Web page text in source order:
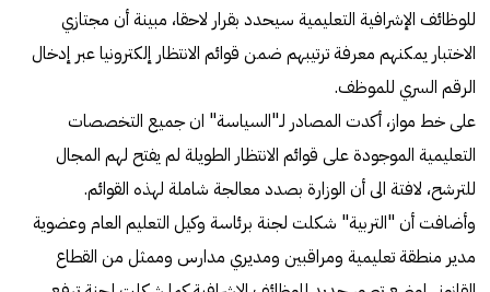
للوظائف الإشرافية التعليمية سيحدد بقرار لاحقا، مبينة أن مجتازي
الاختبار يمكنهم معرفة ترتيبهم ضمن قوائم الانتظار إلكترونيا عبر إدخال
الرقم السري للموظف.
على خط مواز، أكدت المصادر لـ"السياسة" ان جميع التخصصات
التعليمية الموجودة على قوائم الانتظار الطويلة لم يفتح لهم المجال
للترشح، لافتة الى أن الوزارة بصدد معالجة شاملة لهذه القوائم.
وأضافت أن "التربية" شكلت لجنة برئاسة وكيل التعليم العام وعضوية
مدير منطقة تعليمية ومراقبين ومديري مدارس وممثل من القطاع